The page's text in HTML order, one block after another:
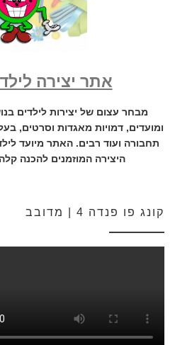
אתר יצירה
מבחר עצום של יצירות לילדים
ומועדים, דמויות מאגדות וסרטים,
תחבורה ועוד רבים. האתר מיועד
היצירה המוזמנים להכנה קלה
קונג פו פנדה 4 | מדובב